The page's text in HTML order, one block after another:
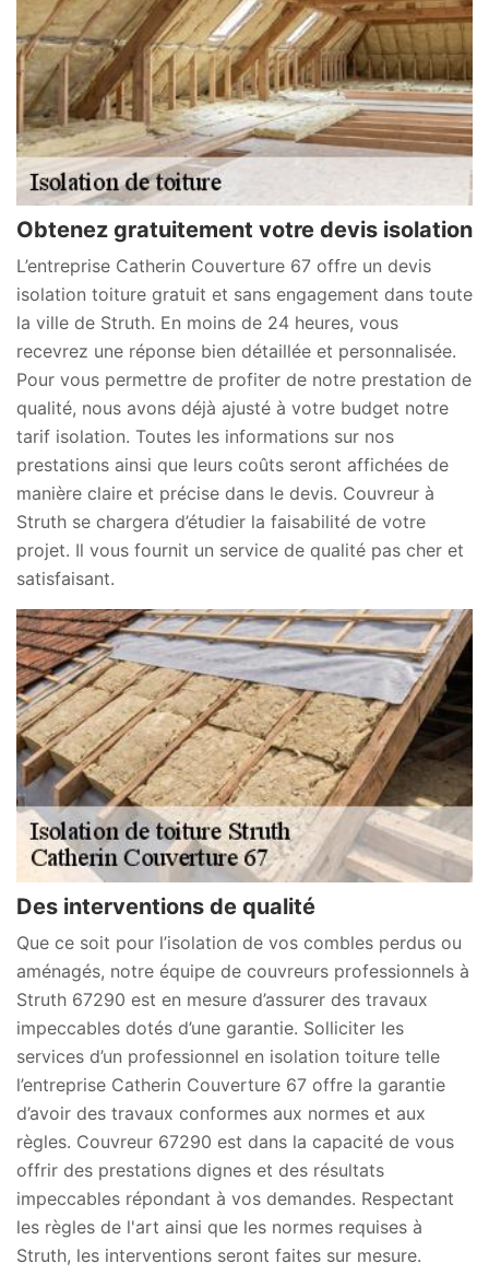
Obtenez gratuitement votre devis isolation
L’entreprise Catherin Couverture 67 offre un devis
isolation toiture gratuit et sans engagement dans toute
la ville de Struth. En moins de 24 heures, vous
recevrez une réponse bien détaillée et personnalisée.
Pour vous permettre de profiter de notre prestation de
qualité, nous avons déjà ajusté à votre budget notre
tarif isolation. Toutes les informations sur nos
prestations ainsi que leurs coûts seront affichées de
manière claire et précise dans le devis. Couvreur à
Struth se chargera d’étudier la faisabilité de votre
projet. Il vous fournit un service de qualité pas cher et
satisfaisant.
Des interventions de qualité
Que ce soit pour l’isolation de vos combles perdus ou
aménagés, notre équipe de couvreurs professionnels à
Struth 67290 est en mesure d’assurer des travaux
impeccables dotés d’une garantie. Solliciter les
services d’un professionnel en isolation toiture telle
l’entreprise Catherin Couverture 67 offre la garantie
d’avoir des travaux conformes aux normes et aux
règles. Couvreur 67290 est dans la capacité de vous
offrir des prestations dignes et des résultats
impeccables répondant à vos demandes. Respectant
les règles de l'art ainsi que les normes requises à
Struth, les interventions seront faites sur mesure.